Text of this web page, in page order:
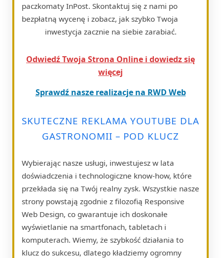
paczkomaty InPost. Skontaktuj się z nami po
bezpłatną wycenę i zobacz, jak szybko Twoja
inwestycja zacznie na siebie zarabiać.
Odwiedź Twoja Strona Online i dowiedz się
więcej
Sprawdź nasze realizacje na RWD Web
SKUTECZNE REKLAMA YOUTUBE DLA
GASTRONOMII – POD KLUCZ
Wybierając nasze usługi, inwestujesz w lata
doświadczenia i technologiczne know-how, które
przekłada się na Twój realny zysk. Wszystkie nasze
strony powstają zgodnie z filozofią Responsive
Web Design, co gwarantuje ich doskonałe
wyświetlanie na smartfonach, tabletach i
komputerach. Wiemy, że szybkość działania to
klucz do sukcesu, dlatego kładziemy ogromny